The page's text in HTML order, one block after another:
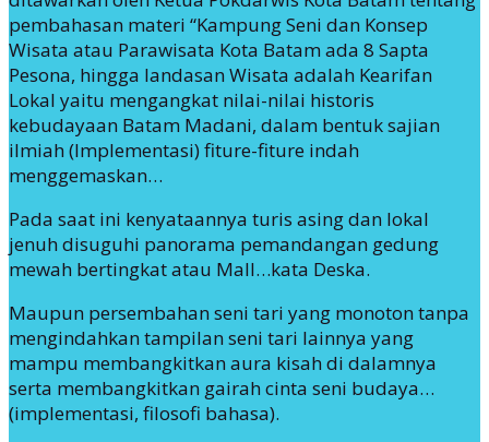
pembahasan materi “Kampung Seni dan Konsep
Wisata atau Parawisata Kota Batam ada 8 Sapta
Pesona, hingga landasan Wisata adalah Kearifan
Lokal yaitu mengangkat nilai-nilai historis
kebudayaan Batam Madani, dalam bentuk sajian
ilmiah (Implementasi) fiture-fiture indah
menggemaskan…
Pada saat ini kenyataannya turis asing dan lokal
jenuh disuguhi panorama pemandangan gedung
mewah bertingkat atau Mall…kata Deska.
Maupun persembahan seni tari yang monoton tanpa
mengindahkan tampilan seni tari lainnya yang
mampu membangkitkan aura kisah di dalamnya
serta membangkitkan gairah cinta seni budaya…
(implementasi, filosofi bahasa).